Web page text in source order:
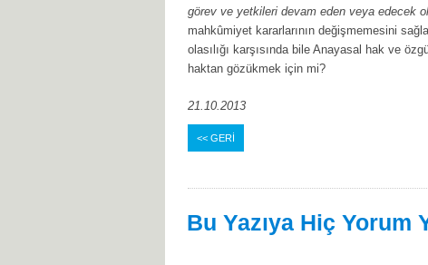
görev ve yetkileri devam eden veya edecek
mahkûmiyet kararlarının değişmemesini
olasılığı karşısında bile Anayasal hak ve
haktan gözükmek için mi?
21.10.2013
<< GERİ
Bu Yazıya Hiç Yorum